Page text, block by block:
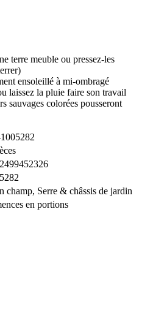
terre meuble ou pressez-les
ensoleillé à mi-ombragé
laissez la pluie faire son travail
sauvages colorées pousseront
champ, Serre & châssis de jardin
en portions